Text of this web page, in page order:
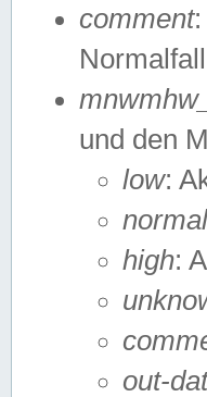
comment:
und den
low:
normal
high:
out-